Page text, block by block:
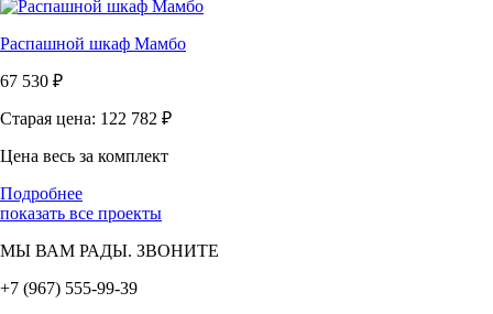
Распашной шкаф Мамбо
67 530 ₽
Старая цена: 122 782 ₽
Цена весь за комплект
Подробнее
показать все проекты
МЫ ВАМ РАДЫ. ЗВОНИТЕ
+7 (967) 555-99-39